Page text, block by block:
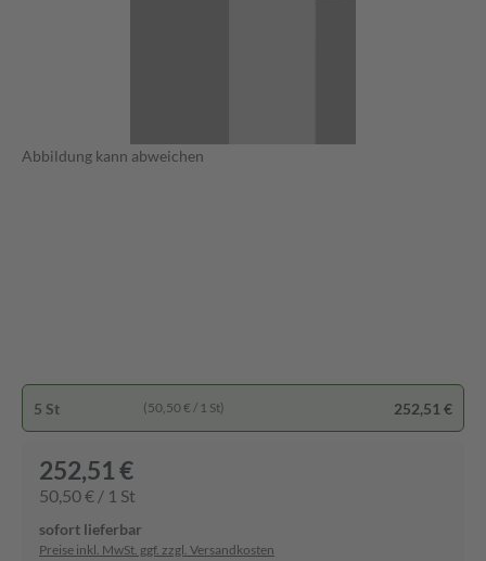
Abbildung kann abweichen
5 St (50,50 € / 1 St) 252,51 €
252,51 €
50,50 € / 1 St
sofort lieferbar
Preise inkl. MwSt. ggf. zzgl. Versandkosten